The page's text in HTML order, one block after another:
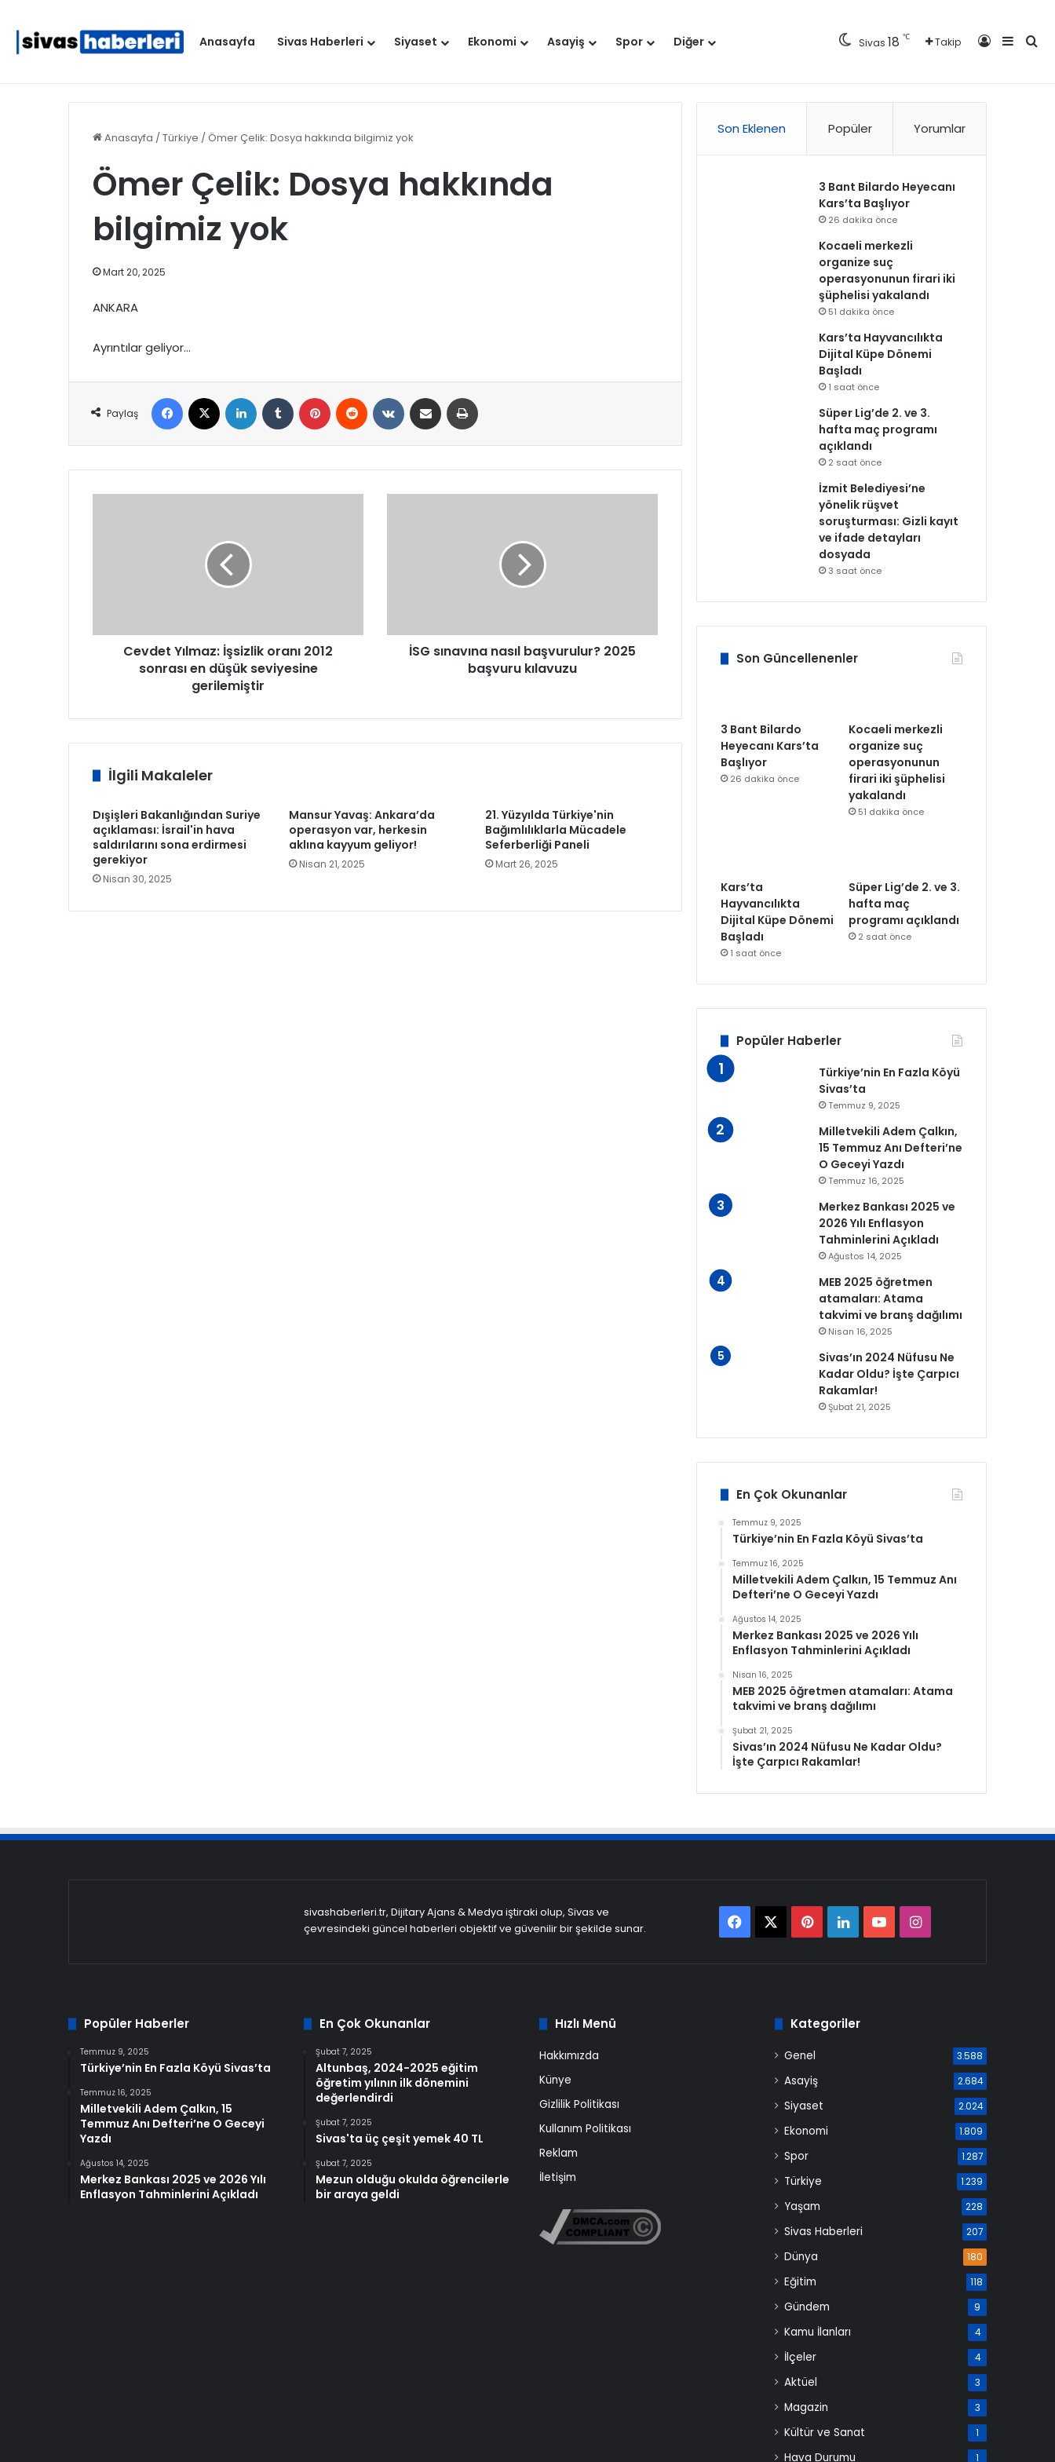
Anasayfa Sivas Haberleri Siyaset Ekonomi Asayiş Spor Diğer Sivas 18 ℃ Takip Kayıt Ol
Kenar
Anasayfa /Türkiye /Ömer Çelik: Dosya hakkında bilgimiz yok
Ömer Çelik: Dosya hakkında
bilgimiz yok
Mart 20, 2025
ANKARA
Ayrıntılar geliyor…
Paylaş
Facebook LinkedIn Tumblr Pinterest Reddit VKontakteE-Posta ile paylaş
seviyesine
gerilemiştirCevdet Yılmaz: İşsizlik oranı 2012
sonrası en düşük seviyesine
gerilemiştir
İSG sınavına nasıl başvurulur? 2025
başvuru kılavuzu
İlgili Makaleler
Dışişleri Bakanlığından Suriye
açıklaması: İsrail'in hava
saldırılarını sona erdirmesi
gerekiyor
Nisan 30, 2025
Mansur Yavaş: Ankara’da
operasyon var, herkesin
aklına kayyum geliyor!
Nisan 21, 2025
21. Yüzyılda Türkiye'nin
Bağımlılıklarla Mücadele
Seferberliği Paneli
Mart 26, 2025
Son Eklenen Popüler Yorumlar
3 Bant Bilardo Heyecanı
Kars’ta Başlıyor
26 dakika önce
Kocaeli merkezli
organize suç
operasyonunun firari iki
şüphelisi yakalandı
51 dakika önce
Kars’ta Hayvancılıkta
Dijital Küpe Dönemi
Başladı
1 saat önce
Süper Lig’de 2. ve 3.
hafta maç programı
açıklandı
2 saat önce
İzmit Belediyesi’ne
yönelik rüşvet
soruşturması: Gizli kayıt
ve ifade detayları
dosyada
3 saat önce
Son Güncellenenler
3 Bant Bilardo
Heyecanı Kars’ta
Başlıyor
26 dakika önce
Kocaeli merkezli
organize suç
operasyonunun
firari iki şüphelisi
yakalandı
51 dakika önce
Kars’ta
Hayvancılıkta
Dijital Küpe Dönemi
Başladı
1 saat önce
Süper Lig’de 2. ve 3.
hafta maç
programı açıklandı
2 saat önce
Popüler Haberler
Türkiye’nin En Fazla Köyü
Sivas’ta
Temmuz 9, 2025
Milletvekili Adem Çalkın,
15 Temmuz Anı Defteri’ne
O Geceyi Yazdı
Temmuz 16, 2025
Merkez Bankası 2025 ve
2026 Yılı Enflasyon
Tahminlerini Açıkladı
Ağustos 14, 2025
MEB 2025 öğretmen
atamaları: Atama
takvimi ve branş dağılımı
Nisan 16, 2025
Sivas’ın 2024 Nüfusu Ne
Kadar Oldu? İşte Çarpıcı
Rakamlar!
Şubat 21, 2025
En Çok Okunanlar
Temmuz 9, 2025
Türkiye’nin En Fazla Köyü Sivas’ta
Temmuz 16, 2025
Milletvekili Adem Çalkın, 15 Temmuz Anı
Defteri’ne O Geceyi Yazdı
Ağustos 14, 2025
Merkez Bankası 2025 ve 2026 Yılı
Enflasyon Tahminlerini Açıkladı
Nisan 16, 2025
MEB 2025 öğretmen atamaları: Atama
takvimi ve branş dağılımı
Şubat 21, 2025
Sivas’ın 2024 Nüfusu Ne Kadar Oldu?
İşte Çarpıcı Rakamlar!
sivashaberleri.tr, Dijitary Ajans & Medya iştiraki olup, Sivas ve
çevresindeki güncel haberleri objektif ve güvenilir bir şekilde sunar.
FacebookPinterest
LinkedInYouTubeInstagram
Popüler Haberler
Temmuz 9, 2025
Türkiye’nin En Fazla Köyü Sivas’ta
Temmuz 16, 2025
Milletvekili Adem Çalkın, 15
Temmuz Anı Defteri’ne O Geceyi
Yazdı
Ağustos 14, 2025
Merkez Bankası 2025 ve 2026 Yılı
Enflasyon Tahminlerini Açıkladı
En Çok Okunanlar
Şubat 7, 2025
Altunbaş, 2024-2025 eğitim
öğretim yılının ilk dönemini
değerlendirdi
Şubat 7, 2025
Sivas'ta üç çeşit yemek 40 TL
Şubat 7, 2025
Mezun olduğu okulda öğrencilerle
bir araya geldi
Hızlı Menü
Hakkımızda
Künye
Gizlilik Politikası
Kullanım Politikası
Reklam
İletişim
Kategoriler
Genel 3.588
Asayiş 2.684
Siyaset 2.024
Ekonomi 1.809
Spor 1.287
Türkiye 1.239
Yaşam 228
Sivas Haberleri 207
Dünya 180
Eğitim 118
Gündem 9
Kamu İlanları 4
İlçeler 4
Aktüel 3
Magazin 3
Kültür ve Sanat 1
Hava Durumu 1